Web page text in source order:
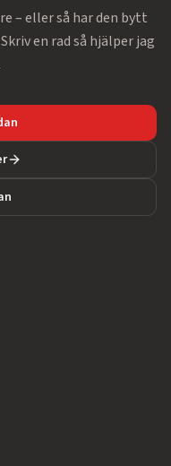
– eller så har den bytt
en rad så hjälper jag